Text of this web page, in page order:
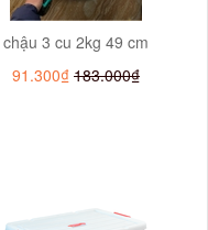
chậu 3 cu 2kg 49 cm
91.300₫ 183.000₫